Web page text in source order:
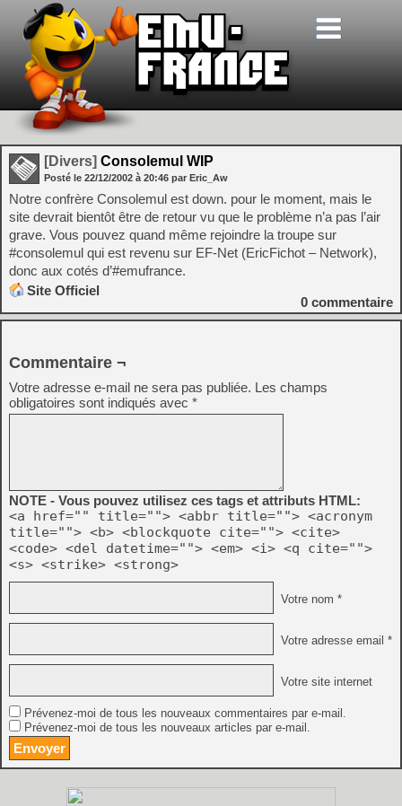
[Divers] Consolemul WIP
Posté le 22/12/2002 à 20:46 par Eric_Aw
Notre confrère Consolemul est down. pour le moment, mais le
site devrait bientôt être de retour vu que le problème n’a pas l’air
grave. Vous pouvez quand même rejoindre la troupe sur
#consolemul qui est revenu sur EF-Net (EricFichot – Network),
donc aux cotés d’#emufrance.
Site Officiel
0 commentaire
Commentaire ¬
Votre adresse e-mail ne sera pas publiée. Les champs
obligatoires sont indiqués avec *
NOTE - Vous pouvez utilisez ces tags et attributs HTML:
<a href="" title=""> <abbr title=""> <acronym
title=""> <b> <blockquote cite=""> <cite>
<code> <del datetime=""> <em> <i> <q cite="">
<s> <strike> <strong>
Votre nom *
Votre adresse email *
Votre site internet
Prévenez-moi de tous les nouveaux commentaires par e-mail.
Prévenez-moi de tous les nouveaux articles par e-mail.